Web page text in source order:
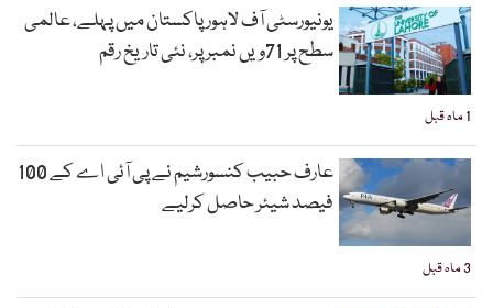
1 ماہ قبل
یونیورسٹی آف لاہور پاکستان میں پہلے، عالمی
سطح پر 71ویں نمبر پر، نئی تاریخ رقم
3 ماہ قبل
عارف حبیب کنسورشیم نے پی آئی اے کے 100
فیصد شیئر حاصل کرلیے